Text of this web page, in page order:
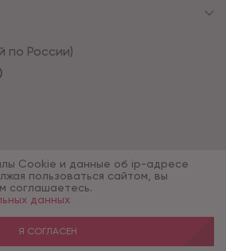
по России)
ТД»
Cookie и данные об ip-адресе
пользоваться сайтом, вы
соглашаетесь.
данных
Я СОГЛАСЕН